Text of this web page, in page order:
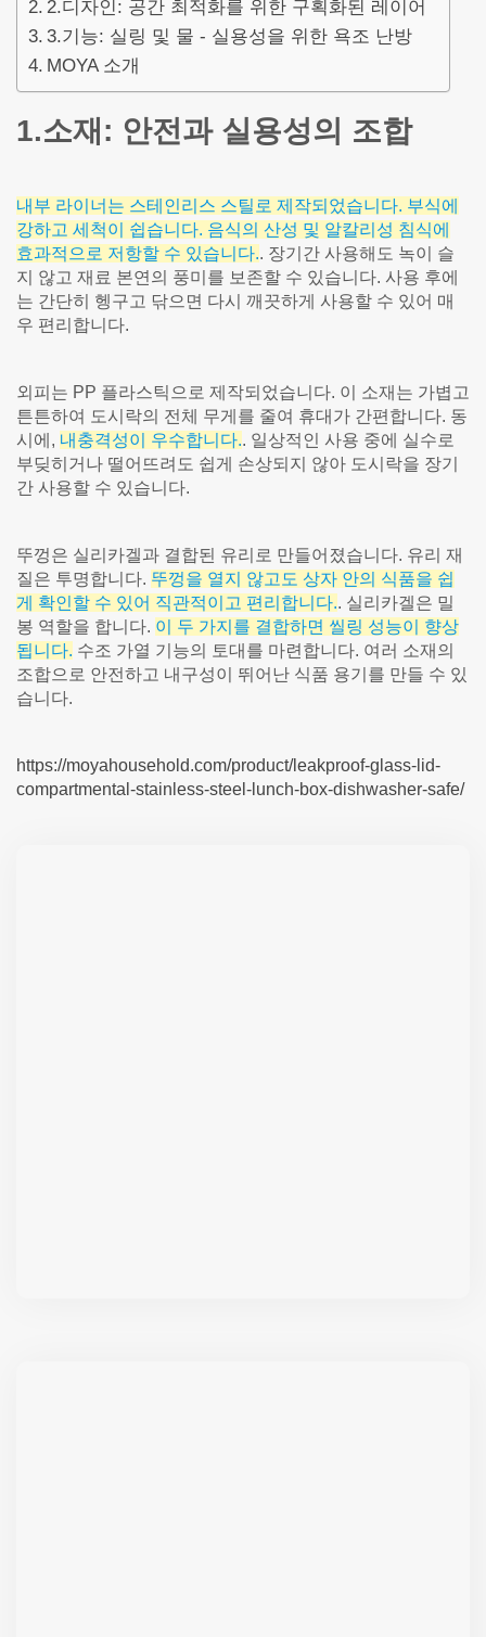
2.디자인: 공간 최적화를 위한 구획화된 레이어
3.기능: 실링 및 물 - 실용성을 위한 욕조 난방
MOYA 소개
1.소재: 안전과 실용성의 조합
내부 라이너는 스테인리스 스틸로 제작되었습니다. 부식에
강하고 세척이 쉽습니다. 음식의 산성 및 알칼리성 침식에
효과적으로 저항할 수 있습니다.. 장기간 사용해도 녹이 슬
지 않고 재료 본연의 풍미를 보존할 수 있습니다. 사용 후에
는 간단히 헹구고 닦으면 다시 깨끗하게 사용할 수 있어 매
우 편리합니다.
외피는 PP 플라스틱으로 제작되었습니다. 이 소재는 가볍고
튼튼하여 도시락의 전체 무게를 줄여 휴대가 간편합니다. 동
시에, 내충격성이 우수합니다.. 일상적인 사용 중에 실수로
부딪히거나 떨어뜨려도 쉽게 손상되지 않아 도시락을 장기
간 사용할 수 있습니다.
뚜껑은 실리카겔과 결합된 유리로 만들어졌습니다. 유리 재
질은 투명합니다. 뚜껑을 열지 않고도 상자 안의 식품을 쉽
게 확인할 수 있어 직관적이고 편리합니다.. 실리카겔은 밀
봉 역할을 합니다. 이 두 가지를 결합하면 씰링 성능이 향상
됩니다. 수조 가열 기능의 토대를 마련합니다. 여러 소재의
조합으로 안전하고 내구성이 뛰어난 식품 용기를 만들 수 있
습니다.
https://moyahousehold.com/product/leakproof-glass-lid-
compartmental-stainless-steel-lunch-box-dishwasher-safe/